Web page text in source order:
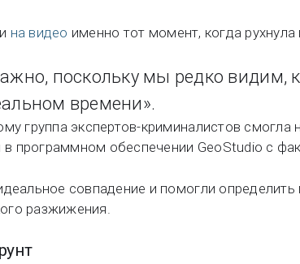
на видео именно тот момент, когда рухнула
поскольку мы редко видим,
времени».
группа экспертов-криминалистов смогла
программном обеспечении GeoStudio с
совпадение и помогли
разжижения.